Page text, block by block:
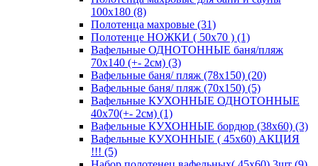
100х180 (8)
Полотенца махровые (31)
Полотенце НОЖКИ ( 50х70 ) (1)
Вафельные ОДНОТОННЫЕ баня/пляж
70х140 (+- 2см) (3)
Вафельные баня/ пляж (78х150) (20)
Вафельные баня/ пляж (70х150) (5)
Вафельные КУХОННЫЕ ОДНОТОННЫЕ
40х70(+- 2см) (1)
Вафельные КУХОННЫЕ бордюр (38х60) (3)
Вафельные КУХОННЫЕ ( 45х60) АКЦИЯ
!!! (5)